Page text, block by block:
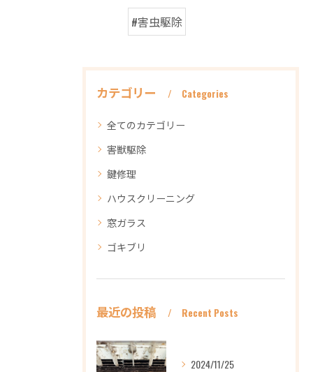
#害虫駆除
カテゴリー Categories
全てのカテゴリー
害獣駆除
鍵修理
ハウスクリーニング
窓ガラス
ゴキブリ
最近の投稿 Recent Posts
2024/11/25